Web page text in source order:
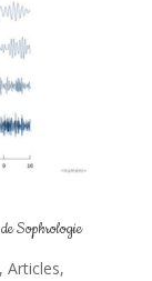
Sophrologie
, Articles,